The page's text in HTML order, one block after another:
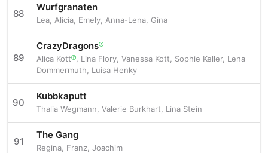
88
Wurfgranaten
Lea Alicia Emely Anna-Lena Gina
89
CrazyDragonsⓡ
Alica Kottⓡ Lina Flory Vanessa Kott Sophie Keller, Lena
Dommermuth
Luisa Henky
90
Kubbkaputt
Thalia Wegmann Valerie Burkhart Lina Stein
91
The Gang
Regina Franz Joachim